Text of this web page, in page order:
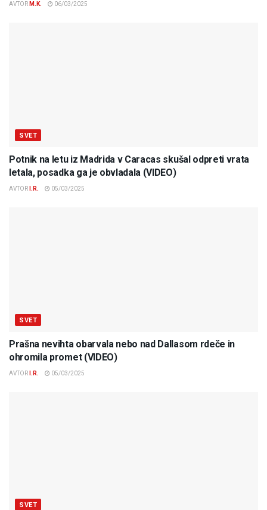
AVTOR M.K. 06/03/2025
SVET
Potnik na letu iz Madrida v Caracas skušal odpreti vrata
letala, posadka ga je obvladala (VIDEO)
AVTOR I.R. 05/03/2025
SVET
Prašna nevihta obarvala nebo nad Dallasom rdeče in
ohromila promet (VIDEO)
AVTOR I.R. 05/03/2025
SVET